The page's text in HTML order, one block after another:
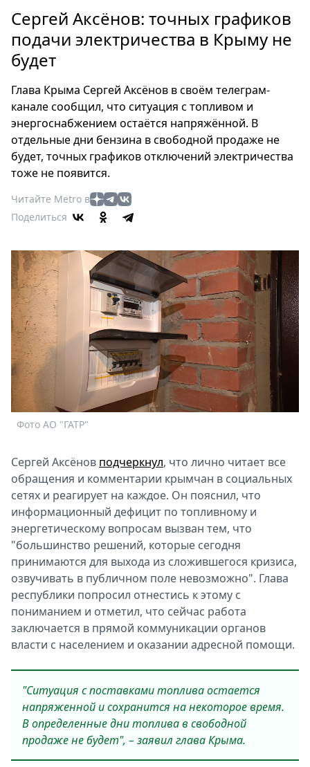
Россия
Мир
Туризм
Мода
Театр
Кино
Афиша
Книги
Выставки
релизы
О
Metro
Стримы
Спецпроекты
Звезды
Выборы
2026
Скачай
Metro
Сергей Аксёнов: точных графиков
подачи электричества в Крыму не
будет
Глава Крыма Сергей Аксёнов в своём телеграм-
канале сообщил, что ситуация с топливом и
энергоснабжением остаётся напряжённой. В
отдельные дни бензина в свободной продаже не
будет, точных графиков отключений электричества
тоже не появится.
Читайте Metro в
Поделиться
Фото АО "ГАТР"
Сергей Аксёнов подчеркнул, что лично читает все
обращения и комментарии крымчан в социальных
сетях и реагирует на каждое. Он пояснил, что
информационный дефицит по топливному и
энергетическому вопросам вызван тем, что
"большинство решений, которые сегодня
принимаются для выхода из сложившегося кризиса,
озвучивать в публичном поле невозможно". Глава
республики попросил отнестись к этому с
пониманием и отметил, что сейчас работа
заключается в прямой коммуникации органов
власти с населением и оказании адресной помощи.
"Ситуация с поставками топлива остается
напряженной и сохранится на некоторое время.
В определенные дни топлива в свободной
продаже не будет", – заявил глава Крыма.